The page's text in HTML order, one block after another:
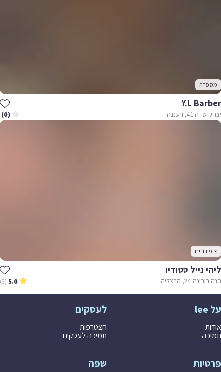
מספרה
Y.l Barber
יצחק שדה 41, רעננה (0)
ציפורניים
ליהי נייל סטודיו
חנה רובינה 24, הרצליה 5.0
(3)
על lee
אודות
תמיכה
לעסקים
הצטרפות
תמיכה לעסקים
פרטיות שפה